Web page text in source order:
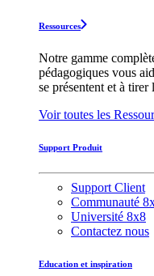
Ressources
Notre gamme
pédagogiques vous
se présentent et à
Voir toutes les
Support Produit
Support Client
Communauté
Université 8x8
Contactez nous
Education et inspiration